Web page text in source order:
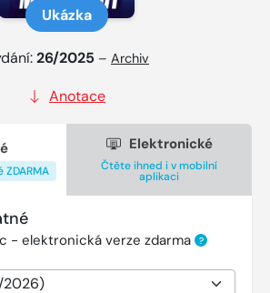
Ukázka
26/2025 – Archiv
Anotace
Elektronické
Čtěte ihned i v mobilní
aplikaci
- elektronická verze zdarma ?